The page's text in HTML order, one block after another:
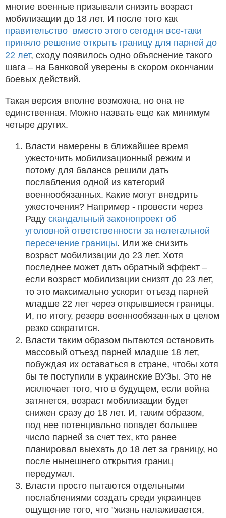
многие военные призывали снизить возраст
мобилизации до 18 лет. И после того как
правительство вместо этого сегодня все-таки
приняло решение открыть границу для парней до
22 лет, сходу появилось одно объяснение такого
шага – на Банковой уверены в скором окончании
боевых действий.
Такая версия вполне возможна, но она не
единственная. Можно назвать еще как минимум
четыре других.
Власти намерены в ближайшее время
ужесточить мобилизационный режим и
потому для баланса решили дать
послабления одной из категорий
военнообязанных. Какие могут внедрить
ужесточения? Например - провести через
Раду скандальный законопроект об
уголовной ответственности за нелегальной
пересечение границы. Или же снизить
возраст мобилизации до 23 лет. Хотя
последнее может дать обратный эффект –
если возраст мобилизации снизят до 23 лет,
то это максимально ускорит отъезд парней
младше 22 лет через открывшиеся границы.
И, по итогу, резерв военнообязанных в целом
резко сократится.
Власти таким образом пытаются остановить
массовый отъезд парней младше 18 лет,
побуждая их оставаться в стране, чтобы хотя
бы те поступили в украинские ВУЗы. Это не
исключает того, что в будущем, если война
затянется, возраст мобилизации будет
снижен сразу до 18 лет. И, таким образом,
под нее потенциально попадет большее
число парней за счет тех, кто ранее
планировал выехать до 18 лет за границу, но
после нынешнего открытия границ
передумал.
Власти просто пытаются отдельными
послаблениями создать среди украинцев
ощущение того, что "жизнь налаживается,